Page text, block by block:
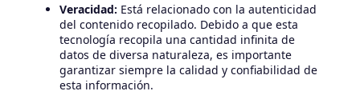
Veracidad: Está relacionado con la autenticidad
del contenido recopilado. Debido a que esta
tecnología recopila una cantidad infinita de
datos de diversa naturaleza, es importante
garantizar siempre la calidad y confiabilidad de
esta información.